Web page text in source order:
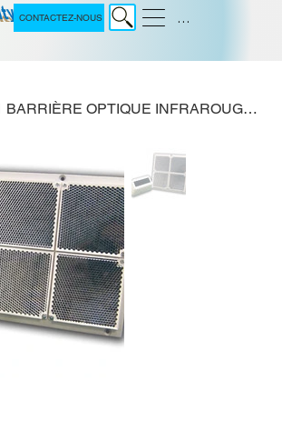
Menu
CONTACTEZ-NOUS
AE-BO600-1001 BARRIÈRE OPTIQUE INFRAROUGE PAR RÉFLEXION